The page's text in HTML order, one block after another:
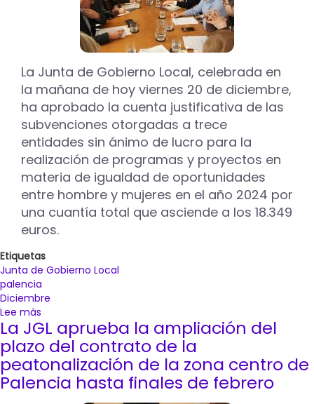
La Junta de Gobierno Local, celebrada en
la mañana de hoy viernes 20 de diciembre,
ha aprobado la cuenta justificativa de las
subvenciones otorgadas a trece
entidades sin ánimo de lucro para la
realización de programas y proyectos en
materia de igualdad de oportunidades
entre hombre y mujeres en el año 2024 por
una cuantía total que asciende a los 18.349
euros.
Etiquetas
Junta de Gobierno Local
palencia
Diciembre
Lee más
La
JGL
aprueba
las
subvenciones
La JGL aprueba la ampliación del
plazo del contrato de la
peatonalización de la zona centro de
Palencia hasta finales de febrero